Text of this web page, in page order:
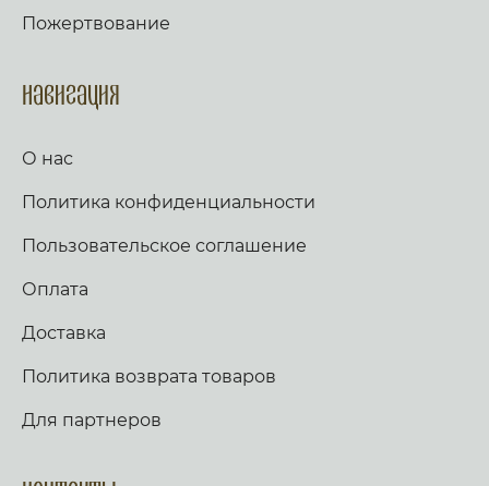
Пожертвование
Навигация
О нас
Политика конфиденциальности
Пользовательское соглашение
Оплата
Доставка
Политика возврата товаров
Для партнеров